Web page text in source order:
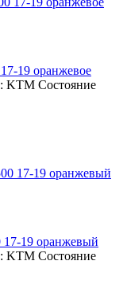
19 оранжевое
KTM Состояние
19 оранжевый
KTM Состояние